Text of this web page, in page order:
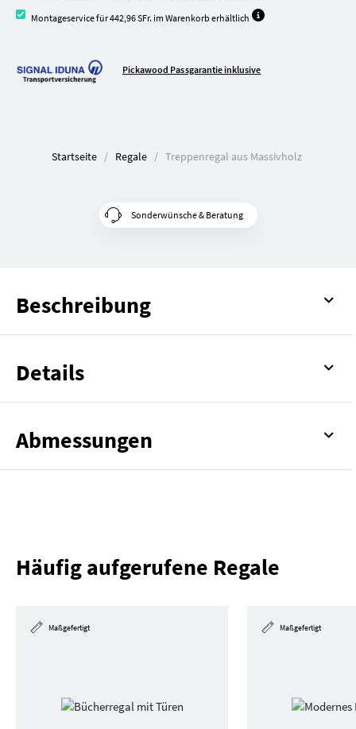
Montageservice für 442,96 SFr. im Warenkorb erhältlich
Pickawood Passgarantie inklusive
Startseite Regale Treppenregal aus Massivholz
Sonderwünsche & Beratung
Beschreibung
Details
Abmessungen
Häufig aufgerufene Regale
Maßgefertigt Maßgefertigt